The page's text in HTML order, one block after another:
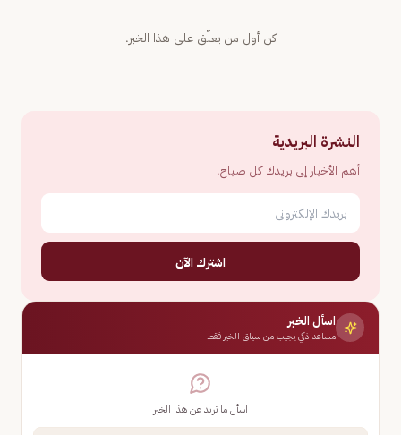
كن أول من يعلّق على هذا الخبر.
النشرة البريدية
أهم الأخبار إلى بريدك كل صباح.
اشترك الآن
اسأل الخبر
مساعد ذكي يجيب من سياق الخبر فقط
اسأل ما تريد عن هذا الخبر